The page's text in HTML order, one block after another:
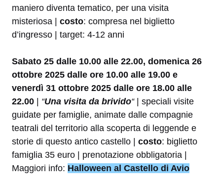
maniero diventa tematico, per una visita
misteriosa | costo: compresa nel biglietto
d’ingresso | target: 4-12 anni
Sabato 25 dalle 10.00 alle 22.00, domenica 26
ottobre 2025 dalle ore 10.00 alle 19.00 e
venerdì 31 ottobre 2025 dalle ore 18.00 alle
22.00 | “Una visita da brivido“| speciali visite
guidate per famiglie, animate dalle compagnie
teatrali del territorio alla scoperta di leggende e
storie di questo antico castello | costo: biglietto
famiglia 35 euro | prenotazione obbligatoria |
Maggiori info: Halloween al Castello di Avio